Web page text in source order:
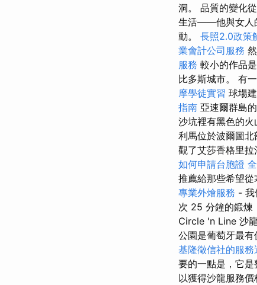
洞。 品質的變化
生活——他與女人
動。 長照2.0政策
業會計公司服務
服務 較小的作品
比多斯城市。 有
摩學徒實習 球場
指南 亞速爾群島
沙坑裡有黑色的火
利馬位於波爾圖
觀了艾莎香格里拉
如何申請台胞證
推薦給那些希望從
專業外燴服務 - 我
次 25 分鐘的鍛煉
Circle 'n Line 沙
公園是葡萄牙最
基隆徵信社的服務
要的一點是，它是
以獲得沙龍服務